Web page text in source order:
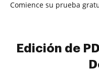
Comience su prueba
Edición de